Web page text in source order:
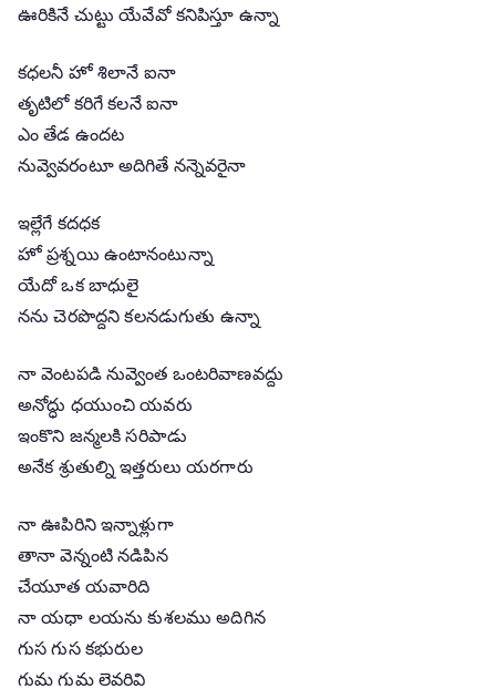
ఊరికినే చుట్టు యేవేవో కనిపిస్తూ ఉన్నా
కధలనీ హో శిలానే ఐనా
తృటిలో కరిగే కలనే ఐనా
ఎం తేడ ఉందట
నువ్వెవరంటూ అదిగితే నన్నెవరైనా
ఇల్లేగే కదధక
హో ప్రశ్నయి ఉంటానంటున్నా
యేదో ఒక బాధులై
నను చెరపొద్దని కలనడుగుతు ఉన్నా
నా వెంటపడి నువ్వెంత ఒంటరివాణవద్దు
అనోద్ధు ధయుంచి యవరు
ఇంకొని జన్మలకి సరిపాడు
అనేక శ్రుతుల్ని ఇత్తరులు యరగారు
నా ఊపిరిని ఇన్నాళ్లుగా
తానా వెన్నంటి నడిపిన
చేయూత యవారిది
నా యధా లయను కుశలము అదిగిన
గుస గుస కభురుల
గుమ గుమ లెవరివి